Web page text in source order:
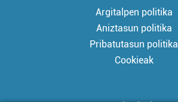
Argitalpen politika
Aniztasun politika
Pribatutasun politika
Cookieak